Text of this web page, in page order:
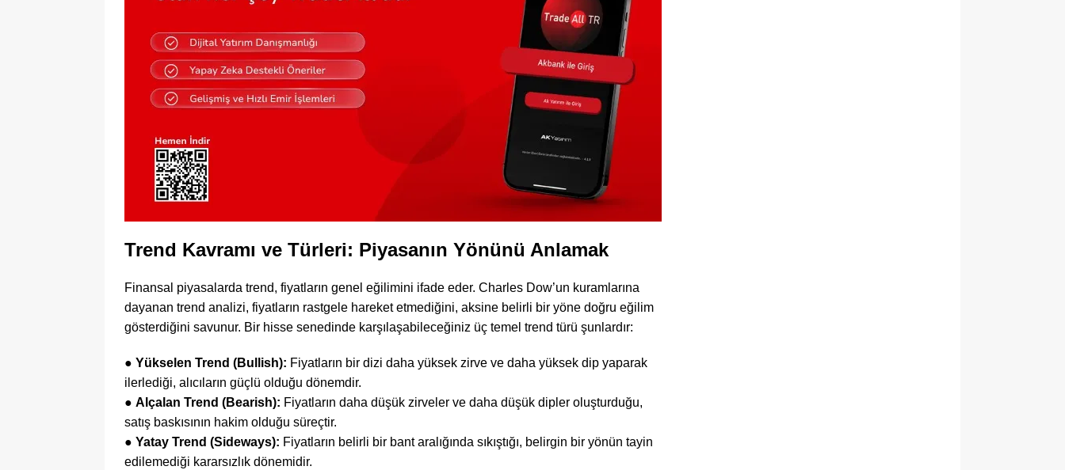
Trend Kavramı ve Türleri: Piyasanın Yönünü Anlamak
Finansal piyasalarda trend, fiyatların genel eğilimini ifade eder. Charles Dow’un kuramlarına
dayanan trend analizi, fiyatların rastgele hareket etmediğini, aksine belirli bir yöne doğru eğilim
gösterdiğini savunur. Bir hisse senedinde karşılaşabileceğiniz üç temel trend türü şunlardır:
● Yükselen Trend (Bullish): Fiyatların bir dizi daha yüksek zirve ve daha yüksek dip yaparak
ilerlediği, alıcıların güçlü olduğu dönemdir.
● Alçalan Trend (Bearish): Fiyatların daha düşük zirveler ve daha düşük dipler oluşturduğu,
satış baskısının hakim olduğu süreçtir.
● Yatay Trend (Sideways): Fiyatların belirli bir bant aralığında sıkıştığı, belirgin bir yönün tayin
edilemediği kararsızlık dönemidir.